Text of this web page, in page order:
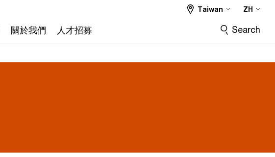
關於我們 人才招募
Taiwan ZH
Search